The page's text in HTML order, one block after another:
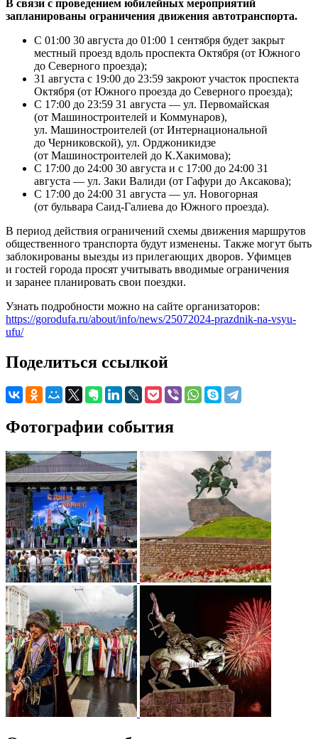
В связи с проведением юбилейных мероприятий
запланированы ограничения движения автотранспорта.
С 01:00 30 августа до 01:00 1 сентября будет закрыт
местный проезд вдоль проспекта Октября (от Южного
до Северного проезда);
31 августа с 19:00 до 23:59 закроют участок проспекта
Октября (от Южного проезда до Северного проезда);
С 17:00 до 23:59 31 августа — ул. Первомайская
(от Машиностроителей и Коммунаров),
ул. Машиностроителей (от Интернациональной
до Черниковской), ул. Орджоникидзе
(от Машиностроителей до К.Хакимова);
С 17:00 до 24:00 30 августа и с 17:00 до 24:00 31
августа — ул. Заки Валиди (от Гафури до Аксакова);
С 17:00 до 24:00 31 августа — ул. Новогорная
(от бульвара Саид-Галиева до Южного проезда).
В период действия ограничений схемы движения маршрутов
общественного транспорта будут изменены. Также могут быть
заблокированы выезды из прилегающих дворов. Уфимцев
и гостей города просят учитывать вводимые ограничения
и заранее планировать свои поездки.
Узнать подробности можно на сайте организаторов:
https://gorodufa.ru/about/info/news/25072024-prazdnik-na-vsyu-
ufu/
Поделиться ссылкой
Фотографии события